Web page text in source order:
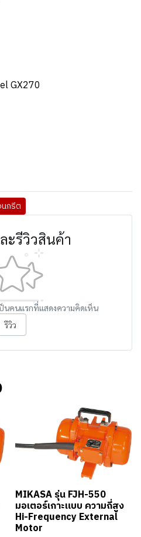
GX270
กรีต
ะรีวิวสินค้า
นคนแรกที่แสดงความคิดเห็น
รีวิว
MIKASA รุ่น FJH-550
มอเตอร์เกาะแบบ ความถี่สูง
Hi-Frequency External
Motor